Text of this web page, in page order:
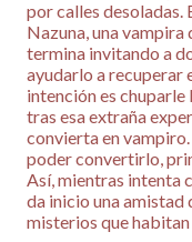
por calles desoladas.
Nazuna, una vampira
termina invitando a
ayudarlo a recuperar
intención es chuparle
tras esa extraña
convierta en
poder convertirlo,
Así, mientras intenta
da inicio una amistad
misterios que